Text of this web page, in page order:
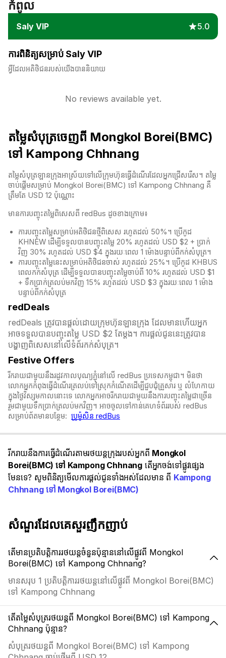
កំពូល
Saly VIP 5.0
ការពិនិត្យសម្រាប់ Saly VIP
អ្វីដែលអតិថិជនរបស់យើងបាននិយាយ
No reviews available yet.
តម្លៃសំបុត្រចេញពី Mongkol Borei(BMC)
ទៅ Kampong Chhnang
តម្លៃសំបុត្រឡានក្រុងអាស្រ័យទៅលើក្រុមហ៊ុនធ្វើដំណើរដែលអ្នកជ្រើសរើស។ តម្លៃ
ចាប់ផ្តើមសម្រាប់ Mongkol Borei(BMC) ទៅ Kampong Chhnang គឺ
ត្រឹមតែ USD 12 ប៉ុណ្ណោះ
មានការបញ្ចុះតម្លៃពិសេសពី redBus ដូចខាងក្រោម៖
ការបញ្ចុះតម្លៃសម្រាប់អតិថិជនថ្មីពិសេស រហូតដល់ 50%។ ប្រើកូដ
KHNEW ដើម្បីទទួលបានបញ្ចុះតម្លៃ 20% រហូតដល់ USD $2 + ប្រាក់
វិញ 30% រហូតដល់ USD $4 ក្នុងរយៈពេល 1 ម៉ោងបន្ទាប់ពីកក់សំបុត្រ។
ការបញ្ចុះតម្លៃនេះសម្រាប់អតិថិជនចាស់ រហូតដល់ 25%។ ប្រើកូដ KHBUS
ពេលកក់សំបុត្ រ ដើម្បីទទួលបានបញ្ចុះតម្លៃចាប់ពី 10% រហូតដល់ USD $1
+ ទឹកប្រាក់ត្រលប់មកវិញ 15% រហូតដល់ USD $3 ក្នុងរយៈពេល 1 ម៉ោង
បន្ទាប់ពីកក់សំបុត្
redDeals
redDeals ត្រូវបានផ្តល់ដោយក្រុមហ៊ុនឡានក្រុង ដែលមានហើយអ្នក
អាចទទួលបានបញ្ចុះតម្លៃ USD $2 តែម្ដង។ ការផ្តល់ជូននេះត្រូវបាន
បង្ហាញពិសេសនៅលើទំព័រកក់សំបុត្រ។​​
Festive Offers
រីករាយជាមួយនឹងរដូវកាលបុណ្យភ្ជុំ​នៅលើ redBus ប្រទេសកម្ពុជា។ មិនថា
លោកអ្នកកំពុងធ្វើដំណើរត្រលប់ទៅស្រុកកំណើតដើម្បីជួបជុំគ្រួសារ ឬ លំហែកាយ
ក្នុងថ្ងៃវិស្សមកាលនោះទេ លោកអ្នកអាចរីករាយជាមួយនឹងការបញ្ចុះតម្លៃជាច្រើន
រួមជាមួយទឹកប្រាក់ត្រលប់មកវិញ។ អាចចូលទៅកាន់គេហទំព័ររបស់ redBus
សម្រាប់ព័តមានបន្ថែម: ប្រូម៉ូសិន redBus
រីករាយនឹងការធ្វើដំណើរតាមរថយន្តក្រុងរបស់អ្នកពី Mongkol
Borei(BMC) ទៅ Kampong Chhnangតើអ្នកចង់ទៅផ្លូវផ្សេង
មែនទេ? សូមពិនិត្យមើលការផ្តល់ជូនទាំងអស់ដែលមាន ពី Kampong
Chhnang ទៅ Mongkol Borei(BMC)
សំណួរដែលគេសួរញឹកញាប់
តើមានប្រតិបត្តិការរថយន្តចំនួនប៉ុន្មាននៅលើផ្លូវពី Mongkol
Borei(BMC) ទៅ Kampong Chhnang?
មានសរុប 1 ប្រតិបត្តិការរថយន្តនៅលើផ្លូវពី Mongkol Borei(BMC)
ទៅ Kampong Chhnang
តើតម្លៃសំបុត្ររថយន្តពី Mongkol Borei(BMC) ទៅ Kampong
Chhnang ប៉ុន្មាន?
សំបុត្ររថយន្តពី Mongkol Borei(BMC) ទៅ Kampong